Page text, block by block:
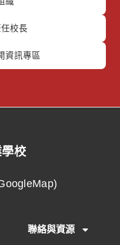
校長
資訊專區
校
)
聯絡與資源